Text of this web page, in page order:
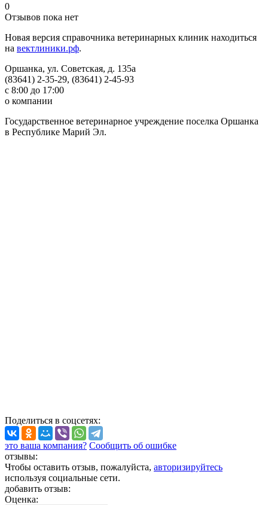
0
Отзывов пока нет
Новая версия справочника ветеринарных клиник находиться
на вектлиники.рф.
Оршанка, ул. Советская, д. 135а
(83641) 2-35-29, (83641) 2-45-93
с 8:00 до 17:00
о компании
Государственное ветеринарное учреждение поселка Оршанка
в Республике Марий Эл.
Поделиться в соцсетях:
это ваша компания? Сообщить об ошибке
отзывы:
Чтобы оставить отзыв, пожалуйста, авторизируйтесь
используя социальные сети.
добавить отзыв:
Оценка: